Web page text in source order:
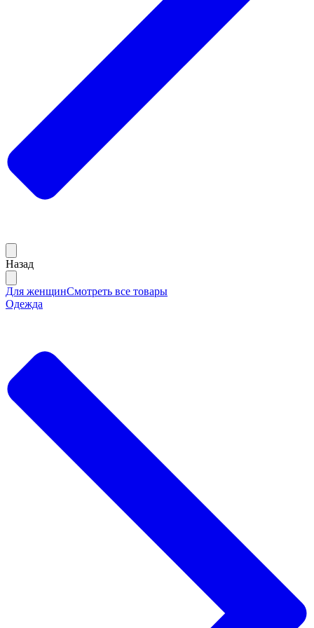
Назад
Для женщинСмотреть все товары
Одежда